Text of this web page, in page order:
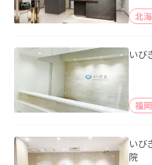
北
いび
福
いび
院